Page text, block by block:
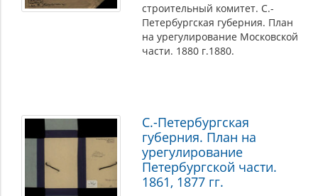
строительный комитет. С.-
Петербургская губерния. План
на урегулирование Московской
части. 1880 г.1880.
С.-Петербургская
губерния. План на
урегулирование
Петербургской части.
1861, 1877 гг.